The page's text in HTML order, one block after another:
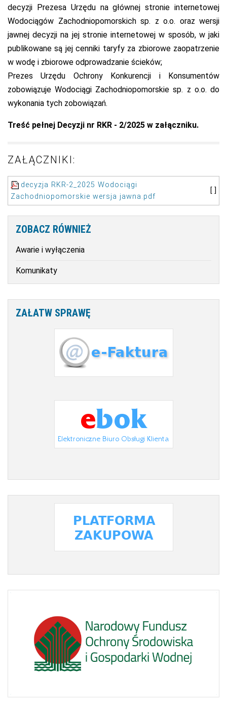
decyzji Prezesa Urzędu na głównej stronie internetowej
Wodociągów Zachodniopomorskich sp. z o.o. oraz wersji
jawnej decyzji na jej stronie internetowej w sposób, w jaki
publikowane są jej cenniki taryfy za zbiorowe zaopatrzenie
w wodę i zbiorowe odprowadzanie ścieków;
Prezes Urzędu Ochrony Konkurencji i Konsumentów
zobowiązuje Wodociągi Zachodniopomorskie sp. z o.o. do
wykonania tych zobowiązań.
Treść pełnej Decyzji nr RKR - 2/2025 w załączniku.
ZAŁĄCZNIKI:
decyzja RKR-2_2025 Wodociągi
Zachodniopomorskie wersja jawna.pdf
[ ]
ZOBACZ RÓWNIEŻ
Awarie i wyłączenia
Komunikaty
ZAŁATW SPRAWĘ